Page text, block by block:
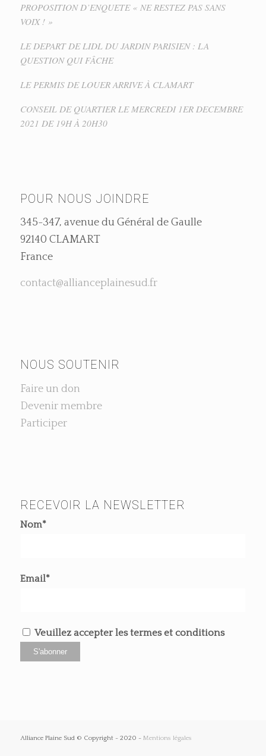
PROPOSITION D’ENQUETE « NE RESTEZ PAS SANS
VOIX ! »
LE DEPART DE LIDL DU JARDIN PARISIEN : LA
QUESTION QUI FÂCHE
LE PERMIS DE LOUER ARRIVE À CLAMART
CONSEIL DE QUARTIER LE MERCREDI 1ER DECEMBRE
2021 DE 19H À 20H30
POUR NOUS JOINDRE
345-347, avenue du Général de Gaulle
92140 CLAMART
France
contact@allianceplainesud.fr
NOUS SOUTENIR
Faire un don
Devenir membre
Participer
RECEVOIR LA NEWSLETTER
Nom*
Email*
Veuillez accepter les termes et conditions
Alliance Plaine Sud © Copyright - 2020 - Mentions légales